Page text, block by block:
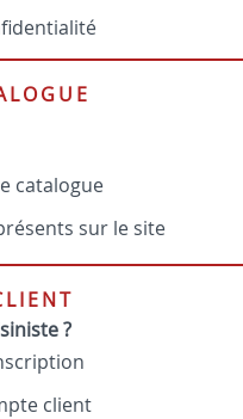
catalogue
sur le site
?
client